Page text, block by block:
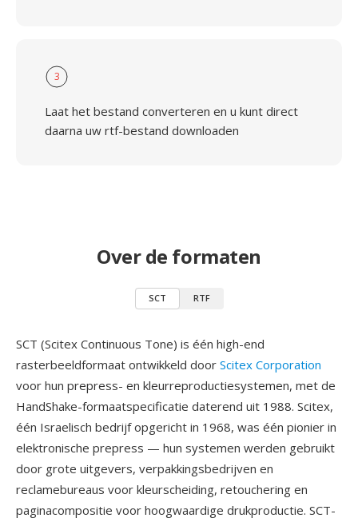
3
Laat het bestand converteren en u kunt direct
daarna uw rtf-bestand downloaden
Over de formaten
SCT RTF
SCT (Scitex Continuous Tone) is één high-end
rasterbeeldformaat ontwikkeld door Scitex Corporation
voor hun prepress- en kleurreproductiesystemen, met de
HandShake-formaatspecificatie daterend uit 1988. Scitex,
één Israelisch bedrijf opgericht in 1968, was één pionier in
elektronische prepress — hun systemen werden gebruikt
door grote uitgevers, verpakkingsbedrijven en
reclamebureaus voor kleurscheiding, retouchering en
paginacompositie voor hoogwaardige drukproductie. SCT-